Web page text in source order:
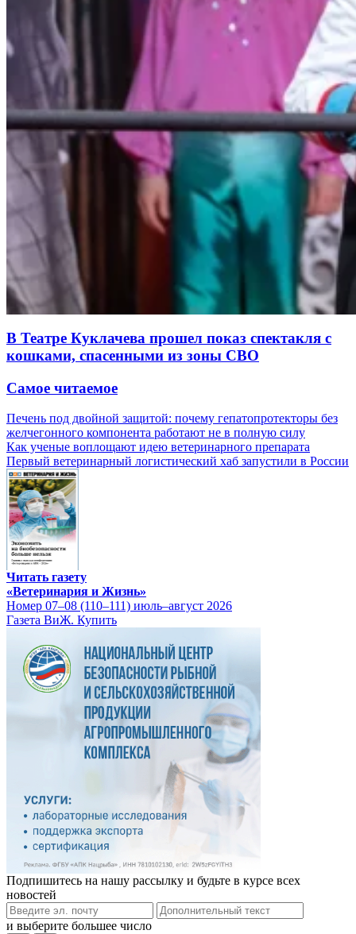
В Театре Куклачева прошел показ спектакля с
кошками, спасенными из зоны СВО
Самое читаемое
Печень под двойной защитой: почему гепатопротекторы без
желчегонного компонента работают не в полную силу
Как ученые воплощают идею ветеринарного препарата
Первый ветеринарный логистический хаб запустили в России
Читать газету
«Ветеринария и Жизнь»
Номер 07–08 (110–111) июль–август 2026
Газета ВиЖ. Купить
Подпишитесь на нашу рассылку и будьте в курсе всех
новостей
и выберите большее число